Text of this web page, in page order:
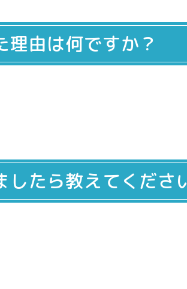
由は何ですか？
したら教えてくださ